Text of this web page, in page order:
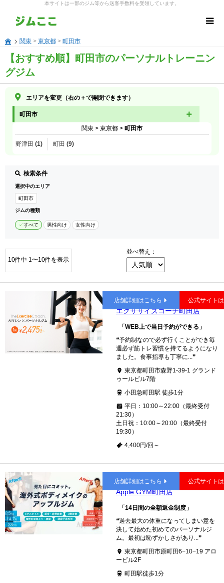
本サイトは一部のジム等から送客手数料を受領しています。
関東 >東京都 >町田市
【おすすめ順】町田市のパーソナルトレーニン
グジム
エリアを変更（右の＋で開閉できます）
町田市
関東 > 東京都 > 町田市
野津田 (1) 町田 (9)
検索条件
選択中のエリア
町田市
ジムの種類
すべて 男性向け 女性向け
10件中 1〜10件を表示
並べ替え：
町田
エクササイズコーチ町田店
「WEB上で当日予約ができる」
❝予約制なので必ず行くことができ毎
週必ず筋トレ習慣を持てるようになり
ました。食事指導も丁寧に...❞
東京都町田市森野1-39-1 グランド
ゥールビル7階
小田急町田駅 徒歩1分
平日：10:00～22:00（最終受付
21:30）
土日祝：10:00～20:00（最終受付
19:30）
4,400円/回～
店舗詳細はこちら 公式サイト
町田
Apple GYM町田店
「14日間の全額返金制度」
❝過去最大の体重になってしまい意を
決して始めた初めてのパーソナルジ
ム。最初は恥ずかしさがあり...❞
東京都町田市原町田6−10−19 アロ
ービル2F
町田駅徒歩1分
店舗詳細はこちら 公式サイト